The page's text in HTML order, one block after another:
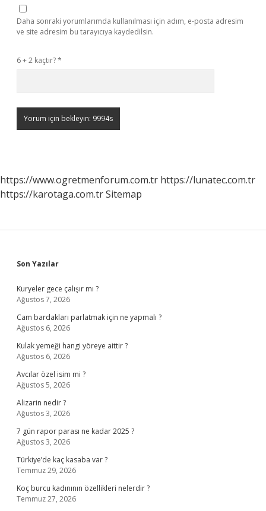
Daha sonraki yorumlarımda kullanılması için adım, e-posta adresim
ve site adresim bu tarayıcıya kaydedilsin.
6 + 2 kaçtır?*
https://www.ogretmenforum.com.tr https://lunatec.com.tr
https://karotaga.com.trSitemap
Sidebar
Son Yazılar
Kuryeler gece çalışır mı ?
Ağustos 7, 2026
Cam bardakları parlatmak için ne yapmalı ?
Ağustos 6, 2026
Kulak yemeği hangi yöreye aittir ?
Ağustos 6, 2026
Avcılar özel isim mi ?
Ağustos 5, 2026
Alizarin nedir ?
Ağustos 3, 2026
7 gün rapor parası ne kadar 2025 ?
Ağustos 3, 2026
Türkiye’de kaç kasaba var ?
Temmuz 29, 2026
Koç burcu kadınının özellikleri nelerdir ?
Temmuz 27, 2026